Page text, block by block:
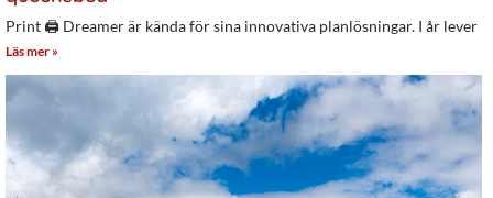
Print 🖨 Dreamer är kända för sina innovativa planlösningar. I år lever
Läs mer »